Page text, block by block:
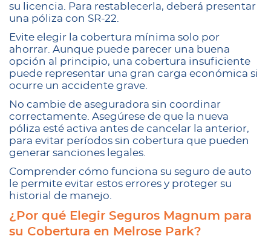
su licencia. Para restablecerla, deberá presentar
una póliza con SR-22.
Evite elegir la cobertura mínima solo por
ahorrar. Aunque puede parecer una buena
opción al principio, una cobertura insuficiente
puede representar una gran carga económica si
ocurre un accidente grave.
No cambie de aseguradora sin coordinar
correctamente. Asegúrese de que la nueva
póliza esté activa antes de cancelar la anterior,
para evitar períodos sin cobertura que pueden
generar sanciones legales.
Comprender cómo funciona su seguro de auto
le permite evitar estos errores y proteger su
historial de manejo.
¿Por qué Elegir Seguros Magnum para
su Cobertura en Melrose Park?